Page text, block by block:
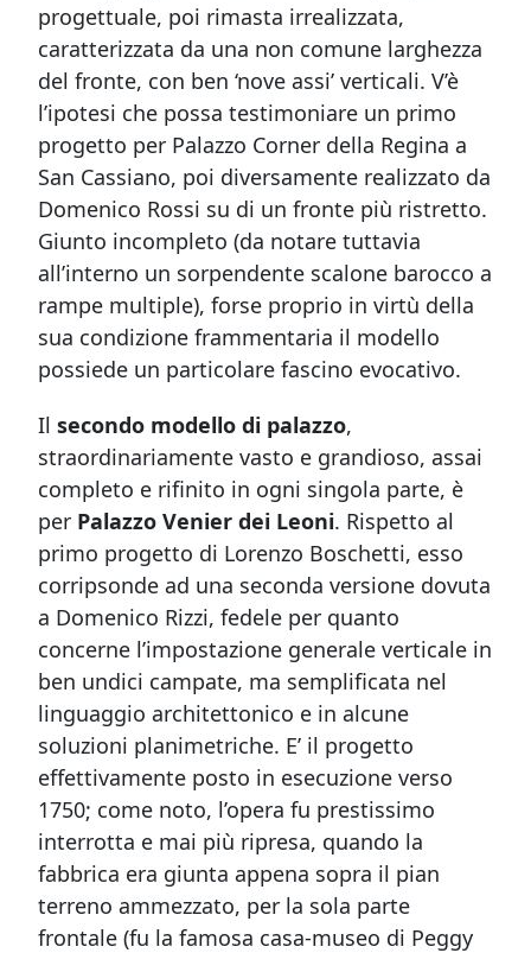
progettuale, poi rimasta irrealizzata,
caratterizzata da una non comune larghezza
del fronte, con ben ‘nove assi’ verticali. V’è
l’ipotesi che possa testimoniare un primo
progetto per Palazzo Corner della Regina a
San Cassiano, poi diversamente realizzato da
Domenico Rossi su di un fronte più ristretto.
Giunto incompleto (da notare tuttavia
all’interno un sorpendente scalone barocco a
rampe multiple), forse proprio in virtù della
sua condizione frammentaria il modello
possiede un particolare fascino evocativo.
Il secondo modello di palazzo,
straordinariamente vasto e grandioso, assai
completo e rifinito in ogni singola parte, è
per Palazzo Venier dei Leoni. Rispetto al
primo progetto di Lorenzo Boschetti, esso
corripsonde ad una seconda versione dovuta
a Domenico Rizzi, fedele per quanto
concerne l’impostazione generale verticale in
ben undici campate, ma semplificata nel
linguaggio architettonico e in alcune
soluzioni planimetriche. E’ il progetto
effettivamente posto in esecuzione verso
1750; come noto, l’opera fu prestissimo
interrotta e mai più ripresa, quando la
fabbrica era giunta appena sopra il pian
terreno ammezzato, per la sola parte
frontale (fu la famosa casa-museo di Peggy